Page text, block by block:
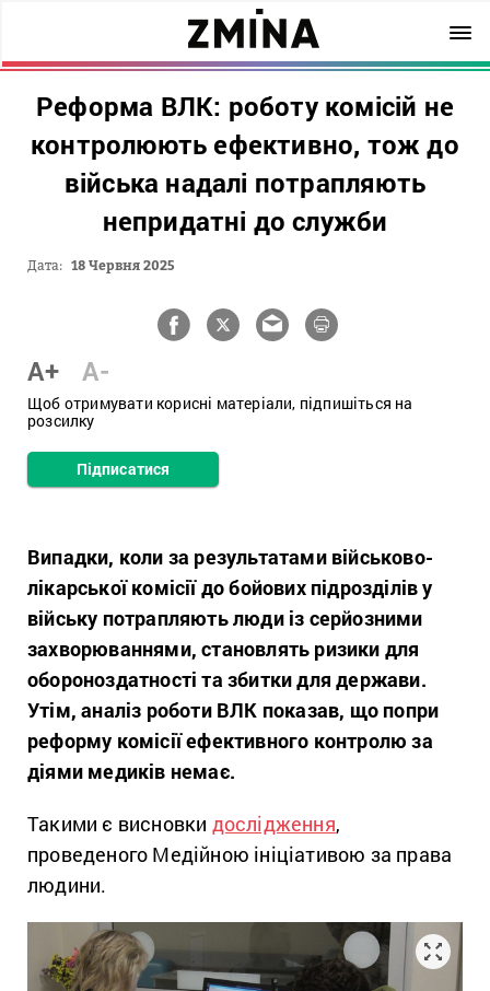
Реформа ВЛК: роботу комісій не
контролюють ефективно, тож до
війська надалі потрапляють
непридатні до служби
Дата: 18 Червня 2025
A+ A-
Щоб отримувати корисні матеріали, підпишіться на
розсилку
Підписатися
Випадки, коли за результатами військово-
лікарської комісії до бойових підрозділів у
війську потрапляють люди із серйозними
захворюваннями, становлять ризики для
обороноздатності та збитки для держави.
Утім, аналіз роботи ВЛК показав, що попри
реформу комісіїефективного контролю за
діями медиків немає.
Такими є висновки дослідження,
проведеного Медійною ініціативою за права
людини.